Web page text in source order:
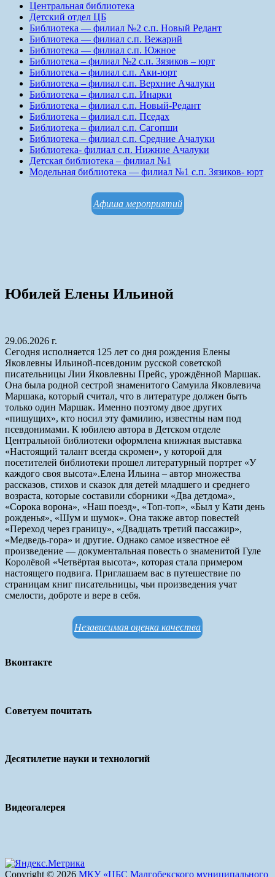
Центральная библиотека
Детский отдел ЦБ
Библиотека — филиал №2 с.п. Новый Редант
Библиотека — филиал с.п. Вежарий
Библиотека — филиал с.п. Южное
Библиотека – филиал №2 с.п. Зязиков – юрт
Библиотека – филиал с.п. Аки-юрт
Библиотека – филиал с.п. Верхние Ачалуки
Библиотека – филиал с.п. Инарки
Библиотека – филиал с.п. Новый-Редант
Библиотека – филиал с.п. Пседах
Библиотека – филиал с.п. Сагопши
Библиотека – филиал с.п. Средние Ачалуки
Библиотека- филиал с.п. Нижние Ачалуки
Детская библиотека – филиал №1
Модельная библиотека — филиал №1 с.п. Зязиков- юрт
Афиша мероприятий
Юбилей Елены Ильиной
29.06.2026 г.
Сегодня исполняется 125 лет со дня рождения Елены
Яковлевны Ильиной-псевдоним русской советской
писательницы Лии Яковлевны Прейс, урождённой Маршак.
Она была родной сестрой знаменитого Самуила Яковлевича
Маршака, который считал, что в литературе должен быть
только один Маршак. Именно поэтому двое других
«пишущих», кто носил эту фамилию, известны нам под
псевдонимами. К юбилею автора в Детском отделе
Центральной библиотеки оформлена книжная выставка
«Настоящий талант всегда скромен», у которой для
посетителей библиотеки прошел литературный портрет «У
каждого своя высота».Елена Ильина – автор множества
рассказов, стихов и сказок для детей младшего и среднего
возраста, которые составили сборники «Два детдома»,
«Сорока ворона», «Наш поезд», «Топ-топ», «Был у Кати день
рожденья», «Шум и шумок». Она также автор повестей
«Переход через границу», «Двадцать третий пассажир»,
«Медведь-гора» и другие. Однако самое известное её
произведение — документальная повесть о знаменитой Гуле
Королёвой «Четвёртая высота», которая стала примером
настоящего подвига. Приглашаем вас в путешествие по
страницам книг писательницы, чьи произведения учат
смелости, доброте и вере в себя.
Независимая оценка качества
Вконтакте
Советуем почитать
Десятилетие науки и технологий
Видеогалерея
Copyright © 2026 МКУ «ЦБС Малгобекского муниципального